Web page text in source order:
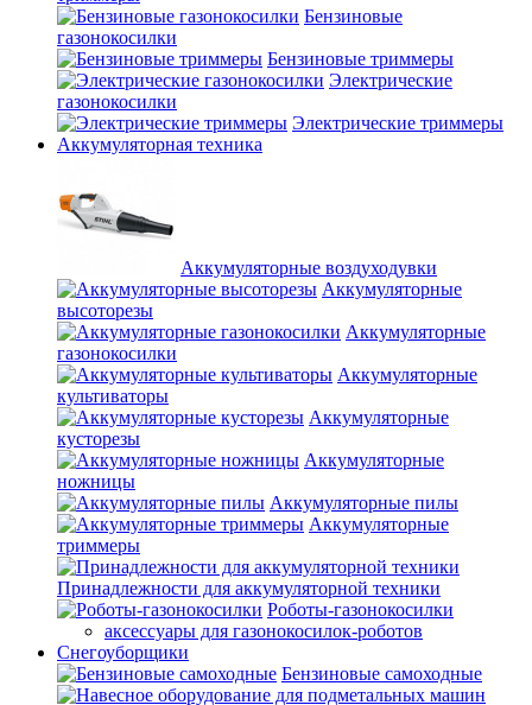
Бензиновые
газонокосилки
Бензиновые триммеры
Электрические
газонокосилки
Электрические триммеры
Аккумуляторная техника
Аккумуляторные воздуходувки
Аккумуляторные
высоторезы
Аккумуляторные
газонокосилки
Аккумуляторные
культиваторы
Аккумуляторные
кусторезы
Аккумуляторные
ножницы
Аккумуляторные пилы
Аккумуляторные
триммеры
Принадлежности для аккумуляторной техники
Роботы-газонокосилки
аксессуары для газонокосилок-роботов
Снегоуборщики
Бензиновые самоходные